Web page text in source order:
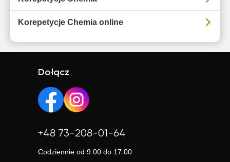
Korepetycje Chemia online
Dołącz
+48 73-208-01-64
Codziennie od 9.00 do 17.00